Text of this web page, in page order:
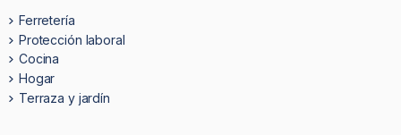
Ferretería
Protección laboral
Cocina
Hogar
Terraza y jardín